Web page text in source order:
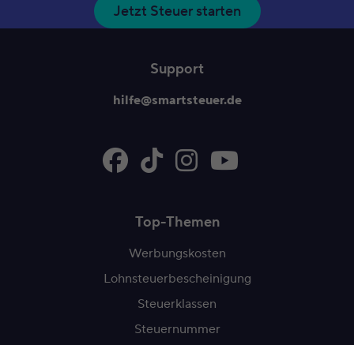
Jetzt Steuer starten
Support
hilfe@smartsteuer.de
Top-Themen
Werbungskosten
Lohnsteuerbescheinigung
Steuerklassen
Steuernummer